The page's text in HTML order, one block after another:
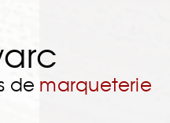
de marqueterie